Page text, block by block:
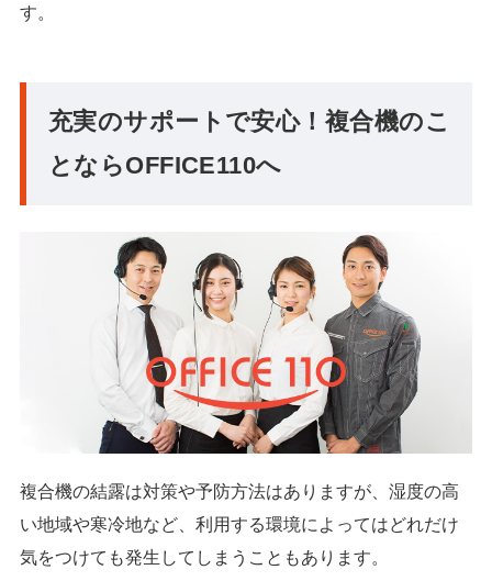
す。
充実のサポートで安心！複合機のこ
とならOFFICE110へ
複合機の結露は対策や予防方法はありますが、湿度の高
い地域や寒冷地など、利用する環境によってはどれだけ
気をつけても発生してしまうこともあります。